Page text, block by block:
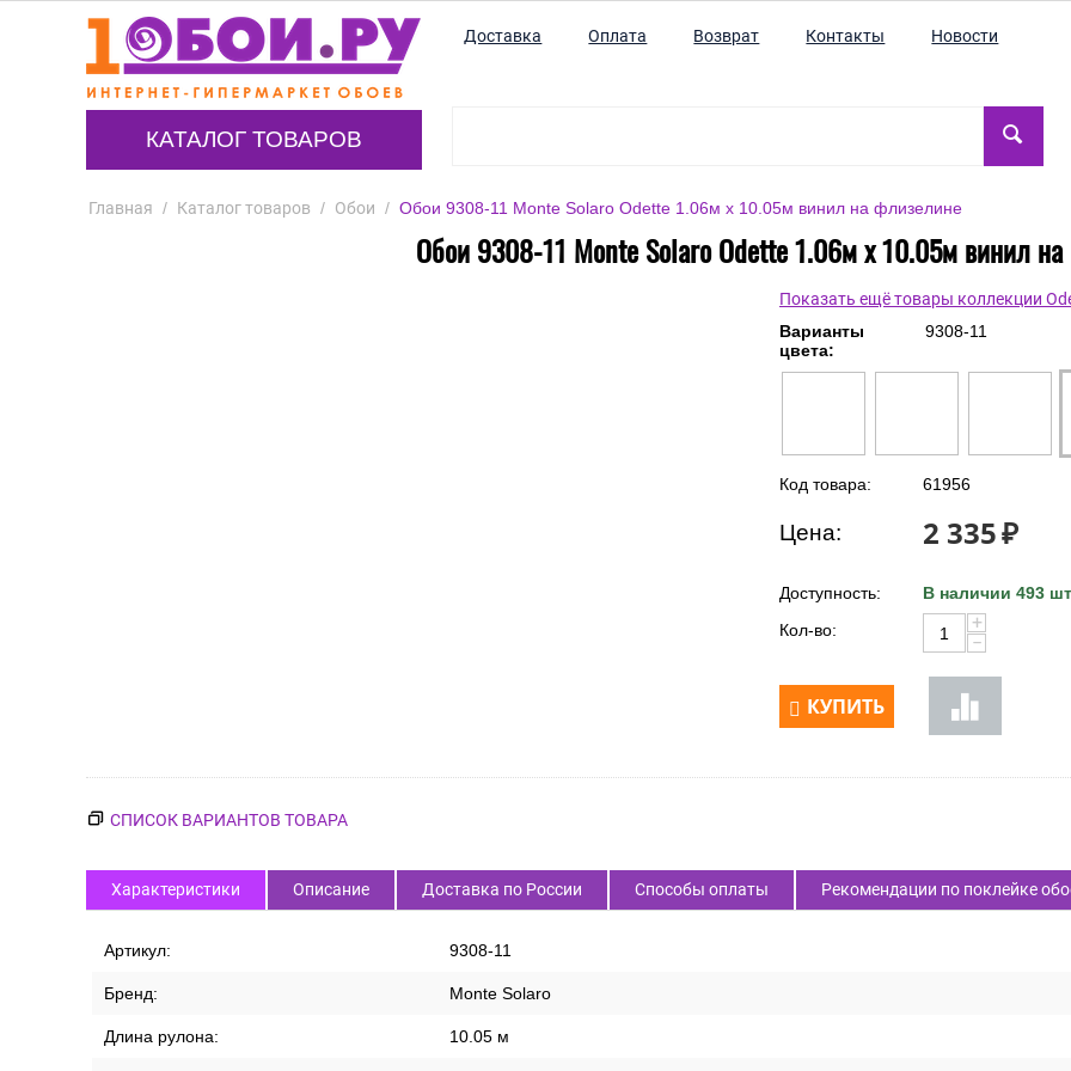
КАТАЛОГ ТОВАРОВ
Доставка Оплата Возврат Контакты Новости
Главная / Каталог товаров / Обои / Обои 9308-11 Monte Solaro Odette 1.06м x 10.05м винил на флизелине
Обои 9308-11 Monte Solaro Odette 1.06м x 10.05м винил
Показать ещё товары коллекции
Варианты
цвета:
9308-11
Код товара: 61956
Цена: 2 335₽
Доступность:
В наличии 493
Кол-во:
+
−
КУПИТЬ
СПИСОК ВАРИАНТОВ ТОВАРА
Характеристики Описание Доставка по России Способы оплаты Рекомендации по поклейке
Артикул: 9308-11
Бренд: Monte Solaro
Длина рулона: 10.05 м